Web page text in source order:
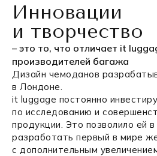
Инновации
и творчество
– это то, что отличает it
производителей багажа
Дизайн чемоданов
в Лондоне.
it luggage постоянно
по исследованию и
продукции. Это позволило ей
разработать первый в мире
с дополнительным